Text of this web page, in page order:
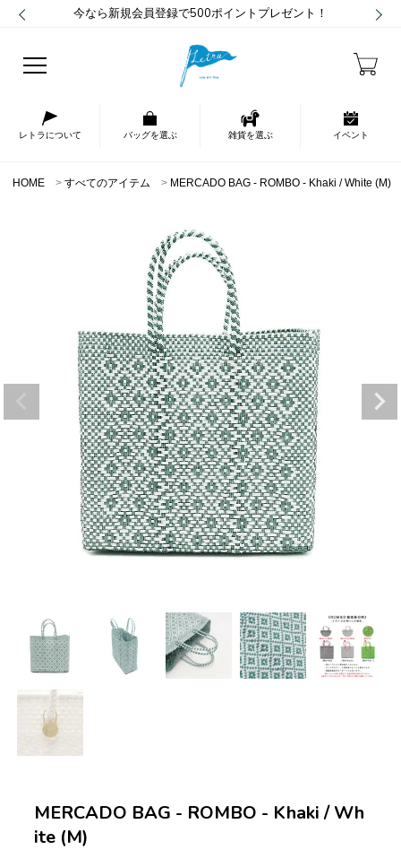
今なら新規会員登録で500ポイントプレゼント！
レトラについて バッグを選ぶ 雑貨を選ぶ イベント
HOME すべてのアイテム MERCADO BAG - ROMBO - Khaki / White (M)
MERCADO BAG - ROMBO - Khaki / Wh
ite (M)